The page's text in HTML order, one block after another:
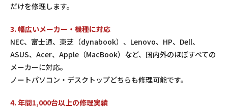
だけを修理します。
3. 幅広いメーカー・機種に対応
NEC、富士通、東芝（dynabook）、Lenovo、HP、Dell、
ASUS、Acer、Apple（MacBook）など、国内外のほぼすべての
メーカーに対応。
ノートパソコン・デスクトップどちらも修理可能です。
4. 年間1,000台以上の修理実績